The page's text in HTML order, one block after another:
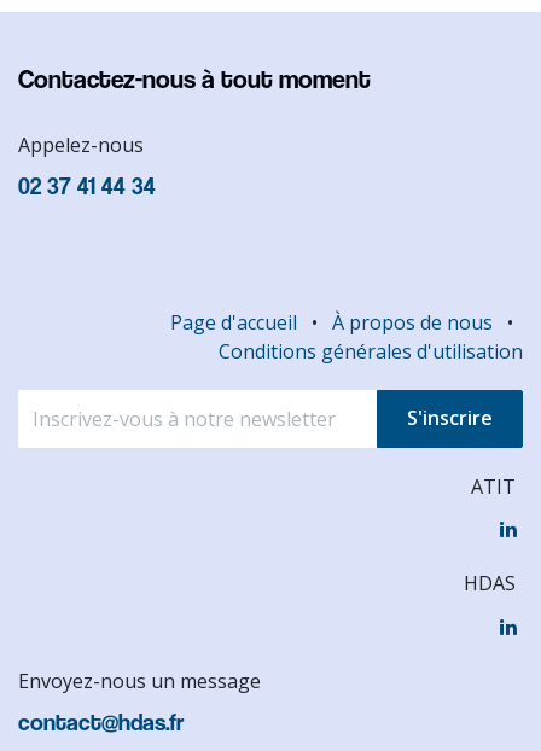
Contactez-nous à tout moment
Appelez-nous
02 37 41 44 34
Page d'accueil • À propos de nous
•
Conditions générales d'utilisation
S'inscrire
ATIT
HDAS
Envoyez-nous un message
contact@hdas.fr